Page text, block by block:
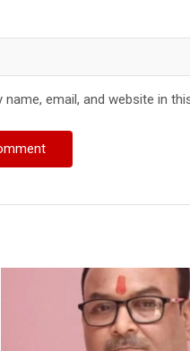
name, email, and website in